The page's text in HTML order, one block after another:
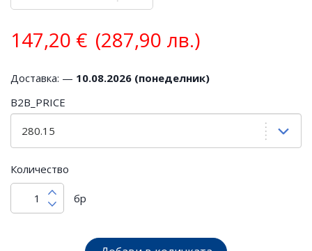
147,20 € (287,90 лв.)
Доставка: — 10.08.2026 (понеделник)
B2B_PRICE
Количество
бр